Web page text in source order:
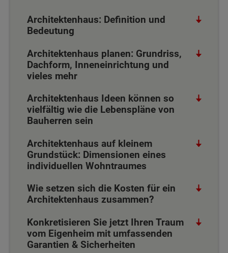
Architektenhaus: Definition und
Bedeutung
Architektenhaus planen: Grundriss,
Dachform, Inneneinrichtung und
vieles mehr
Architektenhaus Ideen können so
vielfältig wie die Lebenspläne von
Bauherren sein
Architektenhaus auf kleinem
Grundstück: Dimensionen eines
individuellen Wohntraumes
Wie setzen sich die Kosten für ein
Architektenhaus zusammen?
Konkretisieren Sie jetzt Ihren Traum
vom Eigenheim mit umfassenden
Garantien & Sicherheiten